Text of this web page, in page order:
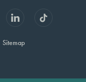
Sitemap